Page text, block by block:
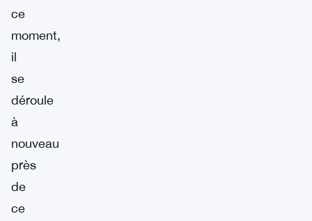
ce
moment,
il
se
déroule
à
nouveau
près
de
ce